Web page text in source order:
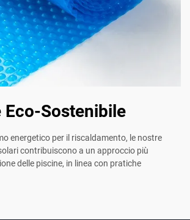
Eco-Sostenibile
energetico per il riscaldamento, le nostre
contribuiscono a un approccio più
delle piscine, in linea con pratiche